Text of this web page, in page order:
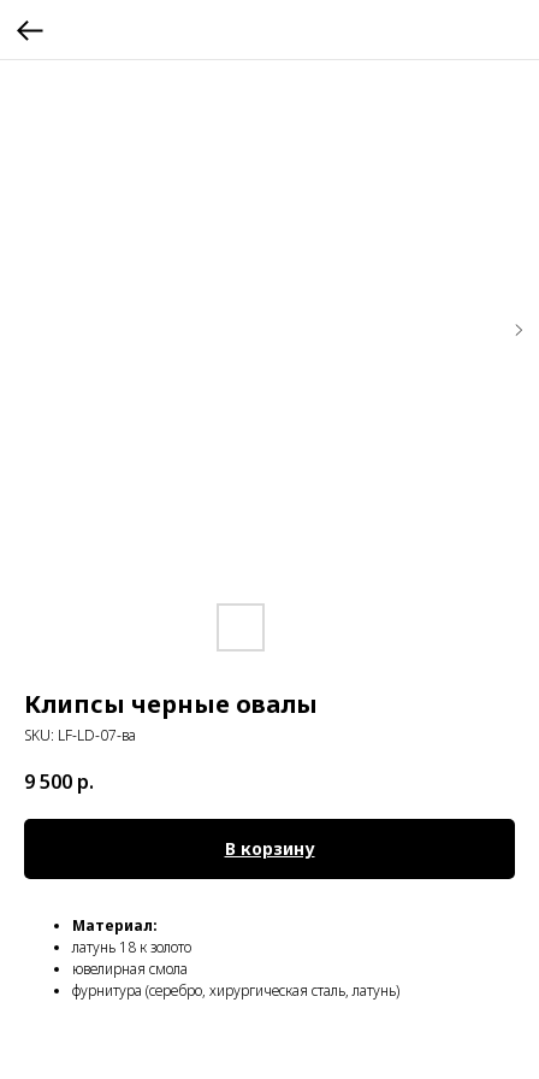
Клипсы черные овалы
SKU: LF-LD-07-ва
9 500 р.
В корзину
Материал:
латунь 18 к золото
ювелирная смола
фурнитура (серебро, хирургическая сталь, латунь)